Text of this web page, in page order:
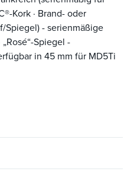
Kork · Brand- oder
Spiegel) - serienmäßige
Spiegel -
in 45 mm für MD5Ti